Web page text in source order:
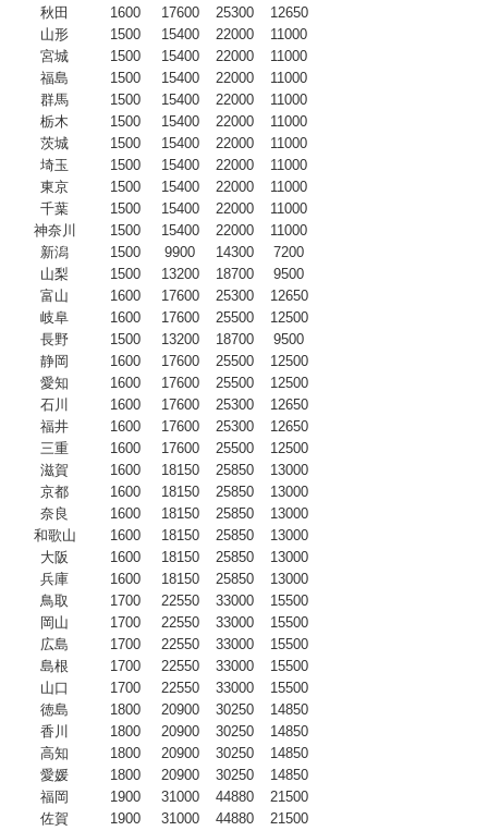
秋田
1600 17600 25300
12650
山形
1500 15400 22000
11000
宮城
1500 15400 22000
11000
福島
1500 15400 22000
11000
群馬
1500 15400 22000
11000
栃木
1500 15400 22000
11000
茨城
1500 15400 22000
11000
埼玉
1500 15400 22000
11000
東京
1500 15400 22000
11000
千葉
1500 15400 22000
11000
神奈川
1500 15400 22000
11000
新潟
1500 9900 14300
7200
山梨
1500 13200 18700
9500
富山
1600 17600 25300
12650
岐阜
1600 17600 25500
12500
長野
1500 13200 18700
9500
静岡
1600 17600 25500
12500
愛知
1600 17600 25500
12500
石川
1600 17600 25300
12650
福井
1600 17600 25300
12650
三重
1600 17600 25500
12500
滋賀
1600 18150 25850
13000
京都
1600 18150 25850
13000
奈良
1600 18150 25850
13000
和歌山
1600 18150 25850
13000
大阪
1600 18150 25850
13000
兵庫
1600 18150 25850
13000
鳥取
1700 22550 33000
15500
岡山
1700 22550 33000
15500
広島
1700 22550 33000
15500
島根
1700 22550 33000
15500
山口
1700 22550 33000
15500
徳島
1800 20900 30250
14850
香川
1800 20900 30250
14850
高知
1800 20900 30250
14850
愛媛
1800 20900 30250
14850
福岡
1900 31000 44880
21500
佐賀
1900 31000 44880
21500